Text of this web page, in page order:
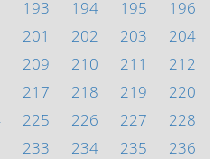
193 194 195
196
201 202 203
204
209 210 211
212
217 218 219
220
225 226 227
228
233 234 235
236